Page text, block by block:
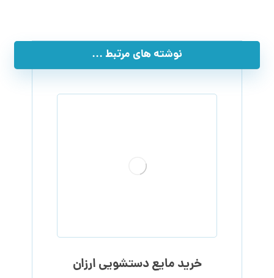
نوشته های مرتبط ...
خرید مایع دستشویی ارزان